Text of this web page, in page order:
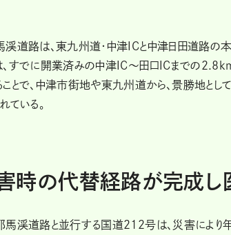
渓道路は、東九州道・中津ICと中津日田道路
、すでに開業済みの中津IC～田口ICまでの
ことで、中津市街地や東九州道から、景勝地と
ている。
時の代替経路が完成し
馬渓道路と並行する国道212号は、災害によ